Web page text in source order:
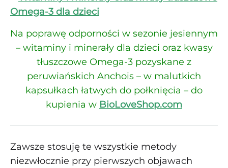
Na poprawę odporności w sezonie jesiennym
– witaminy i minerały dla dzieci oraz kwasy
tłuszczowe Omega-3 pozyskane z
peruwiańskich Anchois – w malutkich
kapsułkach łatwych do połknięcia – do
kupienia w BioLoveShop.com
Zawsze stosuję te wszystkie metody
niezwłocznie przy pierwszych objawach